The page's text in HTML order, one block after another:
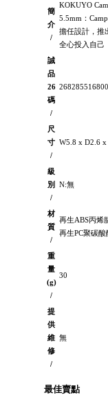
簡
介
/
KOKUYO
5.5mm：
擔任設計，推
全心投入自己
誠
品
26
碼
/
尺
寸
/
W5.8 x D2.6 x
級
別
/
N:無
材
質
/
再生ABS丙烯
再生PC聚碳酸
重
量
(g)
/
30
提
供
維
修
/
無
最佳賣點